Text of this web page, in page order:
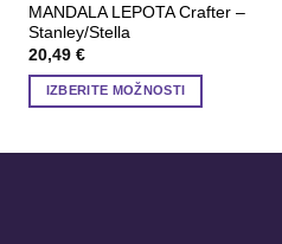
MANDALA LEPOTA Crafter –
Stanley/Stella
20,49 €
IZBERITE MOŽNOSTI